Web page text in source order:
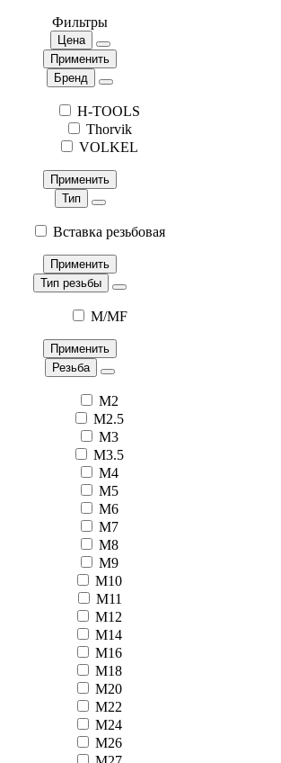
Фильтры
Цена
Применить
Бренд
H-TOOLS
Thorvik
VOLKEL
Применить
Тип
Вставка резьбовая
Применить
Тип резьбы
M/MF
Применить
Резьба
M2
M2.5
M3
M3.5
M4
M5
M6
M7
M8
M9
M10
M11
M12
M14
M16
M18
M20
M22
M24
M26